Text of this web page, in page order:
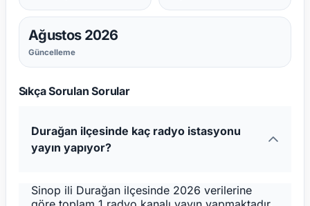
Ağustos 2026
Güncelleme
Sıkça Sorulan Sorular
Durağan ilçesinde kaç radyo istasyonu
yayın yapıyor?
Sinop ili Durağan ilçesinde 2026 verilerine